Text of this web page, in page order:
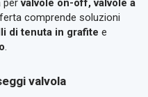
pervalvole on-off, valvole a
comprende soluzioni
di tenuta in grafite e
.
valvola